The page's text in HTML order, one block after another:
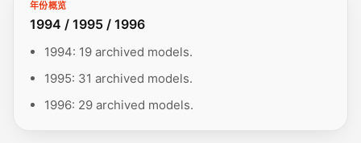
年份概览
1994 / 1995 / 1996
1994: 19 archived models.
1995: 31 archived models.
1996: 29 archived models.